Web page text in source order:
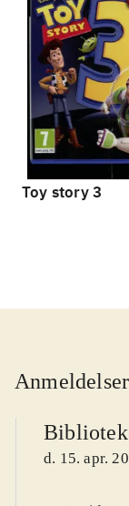
Toy story 3
d. 15. apr.